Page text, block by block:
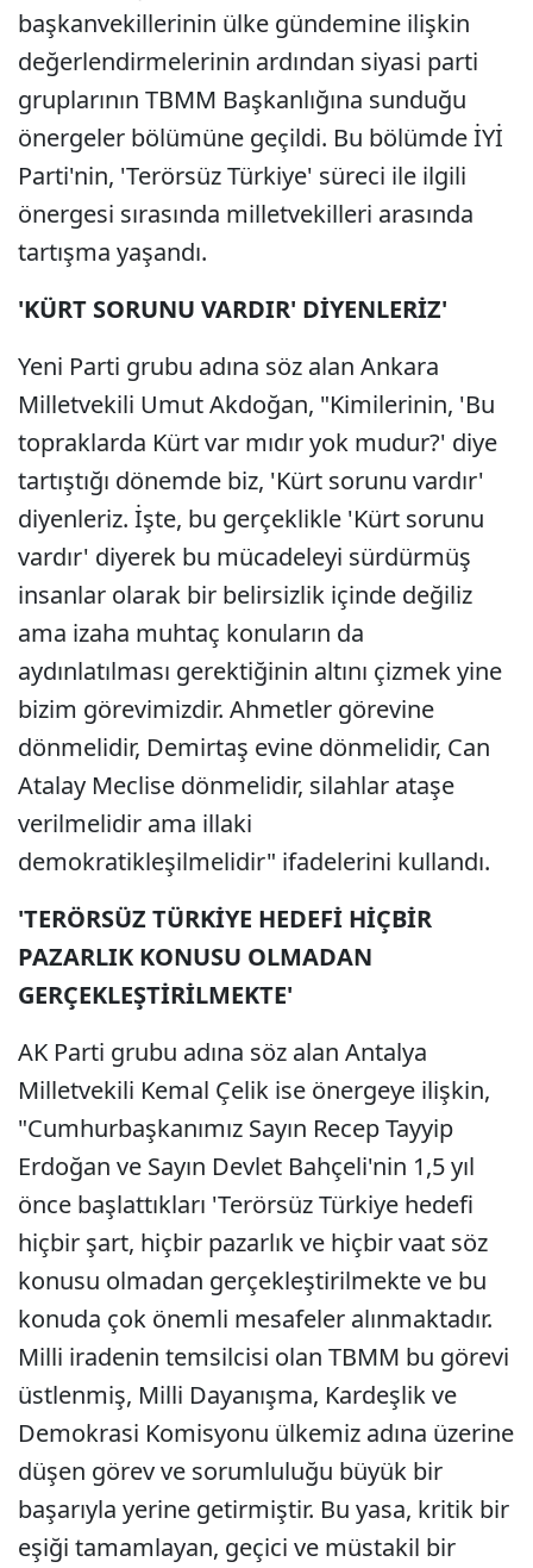
başkanvekillerinin ülke gündemine ilişkin
değerlendirmelerinin ardından siyasi parti
gruplarının TBMM Başkanlığına sunduğu
önergeler bölümüne geçildi. Bu bölümde İYİ
Parti'nin, 'Terörsüz Türkiye' süreci ile ilgili
önergesi sırasında milletvekilleri arasında
tartışma yaşandı.
'KÜRT SORUNU VARDIR' DİYENLERİZ'
Yeni Parti grubu adına söz alan Ankara
Milletvekili Umut Akdoğan, "Kimilerinin, 'Bu
topraklarda Kürt var mıdır yok mudur?' diye
tartıştığı dönemde biz, 'Kürt sorunu vardır'
diyenleriz. İşte, bu gerçeklikle 'Kürt sorunu
vardır' diyerek bu mücadeleyi sürdürmüş
insanlar olarak bir belirsizlik içinde değiliz
ama izaha muhtaç konuların da
aydınlatılması gerektiğinin altını çizmek yine
bizim görevimizdir. Ahmetler görevine
dönmelidir, Demirtaş evine dönmelidir, Can
Atalay Meclise dönmelidir, silahlar ataşe
verilmelidir ama illaki
demokratikleşilmelidir" ifadelerini kullandı.
'TERÖRSÜZ TÜRKİYE HEDEFİ HİÇBİR
PAZARLIK KONUSU OLMADAN
GERÇEKLEŞTİRİLMEKTE'
AK Parti grubu adına söz alan Antalya
Milletvekili Kemal Çelik ise önergeye ilişkin,
"Cumhurbaşkanımız Sayın Recep Tayyip
Erdoğan ve Sayın Devlet Bahçeli'nin 1,5 yıl
önce başlattıkları 'Terörsüz Türkiye hedefi
hiçbir şart, hiçbir pazarlık ve hiçbir vaat söz
konusu olmadan gerçekleştirilmekte ve bu
konuda çok önemli mesafeler alınmaktadır.
Milli iradenin temsilcisi olan TBMM bu görevi
üstlenmiş, Milli Dayanışma, Kardeşlik ve
Demokrasi Komisyonu ülkemiz adına üzerine
düşen görev ve sorumluluğu büyük bir
başarıyla yerine getirmiştir. Bu yasa, kritik bir
eşiği tamamlayan, geçici ve müstakil bir